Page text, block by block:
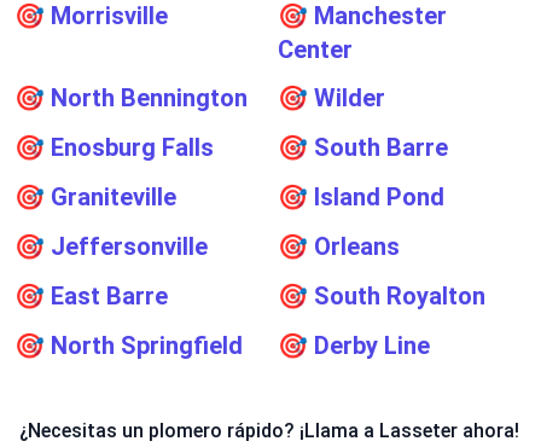
🎯 Morrisville 🎯 Manchester
Center
🎯 North Bennington 🎯 Wilder
🎯 Enosburg Falls 🎯 South Barre
🎯 Graniteville 🎯 Island Pond
🎯 Jeffersonville 🎯 Orleans
🎯 East Barre 🎯 South Royalton
🎯 North Springfield 🎯 Derby Line
¿Necesitas un plomero rápido? ¡Llama a Lasseter ahora!